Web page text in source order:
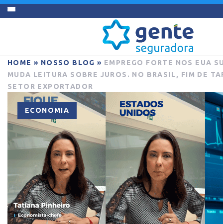
HOME » NOSSO BLOG » EMPREGO FORTE NOS EUA
MUDA LEITURA SOBRE JUROS. NO BRASIL, FIM DE
SETOR EXPORTADOR
ECONOMIA